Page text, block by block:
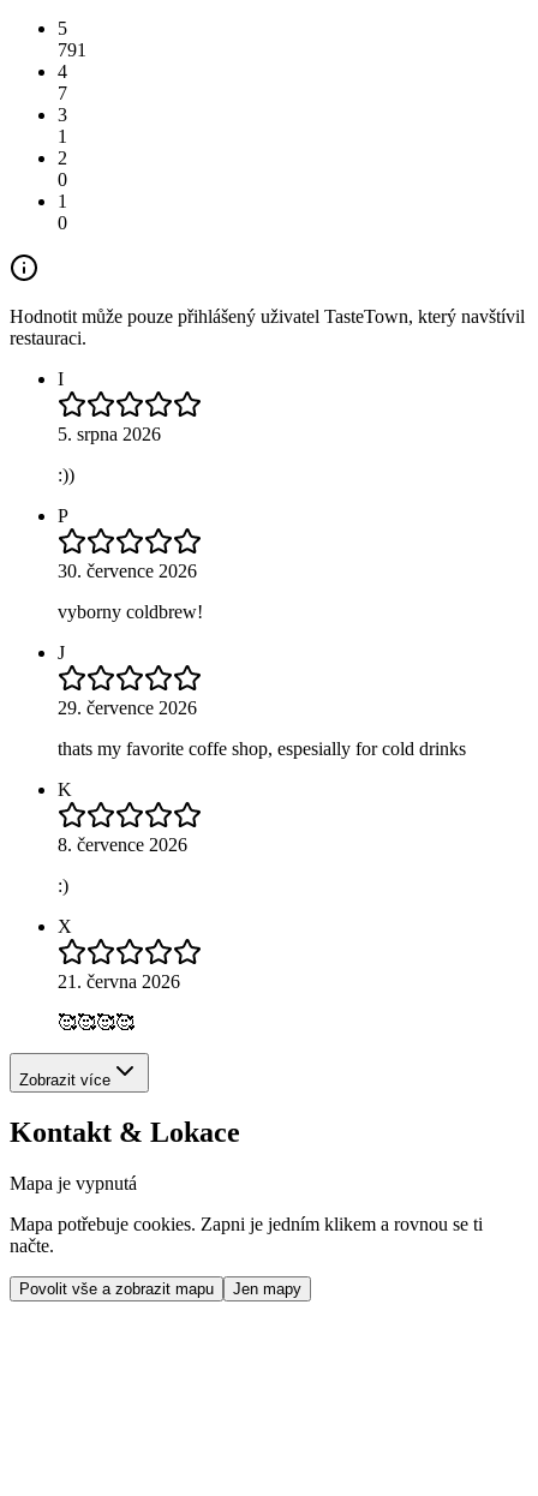
5
791
4
7
3
1
2
0
1
0
Hodnotit může pouze přihlášený uživatel TasteTown, který navštívil
restauraci.
I
5. srpna 2026
:))
P
30. července 2026
vyborny coldbrew!
J
29. července 2026
thats my favorite coffe shop, espesially for cold drinks
K
8. července 2026
:)
X
21. června 2026
🥰🥰🥰🥰
Zobrazit více
Kontakt & Lokace
Mapa je vypnutá
Mapa potřebuje cookies. Zapni je jedním klikem a rovnou se ti
načte.
Povolit vše a zobrazit mapu Jen mapy